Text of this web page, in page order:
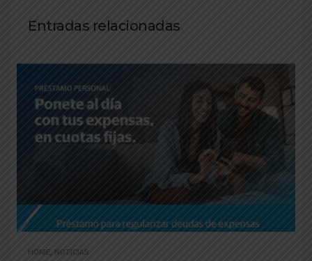
Entradas relacionadas
HOME, NOTICIAS